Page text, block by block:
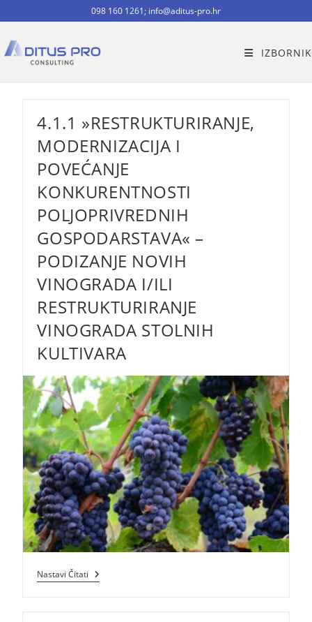
na
sadržaj
098 160 1261; info@aditus-pro.hr
IZBORNIK
4.1.1 »RESTRUKTURIRANJE,
MODERNIZACIJA I
POVEĆANJE
KONKURENTNOSTI
POLJOPRIVREDNIH
GOSPODARSTAVA« –
PODIZANJE NOVIH
VINOGRADA I/ILI
RESTRUKTURIRANJE
VINOGRADA STOLNIH
KULTIVARA
Nastavi Čitati 4.1.1
»Restrukturiranje,